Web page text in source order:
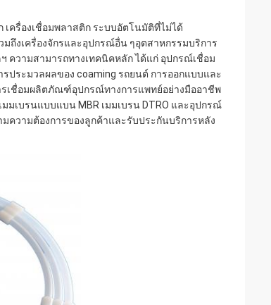
ครื่องเชื่อมพลาสติก ระบบอัตโนมัติที่ไม่ได้
ถึงเครื่องจักรและอุปกรณ์อื่น ๆอุตสาหกรรมบริการ
ความสามารถทางเทคนิคหลัก ได้แก่ อุปกรณ์เชื่อม
ประมวลผลของ coaming รถยนต์ การออกแบบและ
เชื่อมผลิตภัณฑ์อุปกรณ์ทางการแพทย์อย่างมืออาชีพ
เบรนแบบแบน MBR เมมเบรน DTRO และอุปกรณ์
ความต้องการของลูกค้าและรับประกันบริการหลัง